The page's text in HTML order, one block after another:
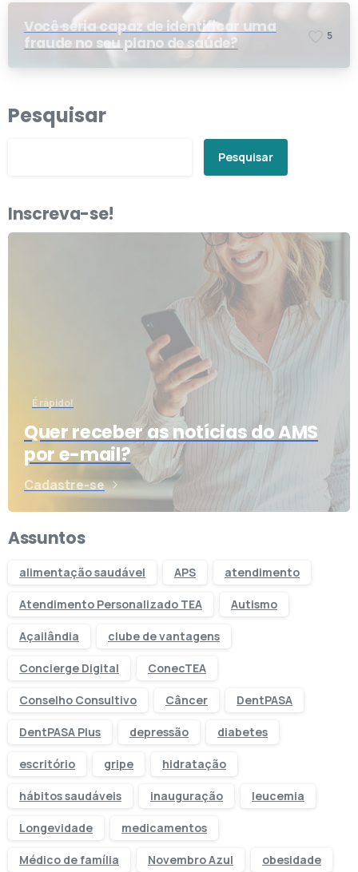
Você seria capaz de identificar uma
fraude no seu plano de saúde?
5
Pesquisar
Pesquisar
Inscreva-se!
É rápido!
Quer receber as notícias do AMS
por e-mail?
Cadastre-se
Assuntos
alimentação saudável APS atendimento
Atendimento Personalizado TEA Autismo
Açailândia clube de vantagens
Concierge Digital ConecTEA
Conselho Consultivo Câncer DentPASA
DentPASA Plus depressão diabetes
escritório gripe hidratação
hábitos saudáveis inauguração leucemia
Longevidade medicamentos
Médico de família Novembro Azul obesidade